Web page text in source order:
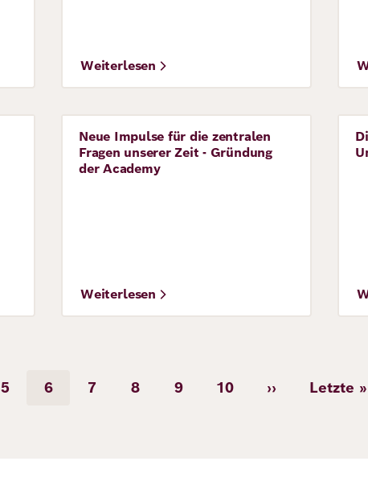
Weiterlesen
Perspective
Neue Impulse für die zentralen
Fragen unserer Zeit - Gründung
der Academy
Weiterlesen
Seite
5 Seite
6 Seite
7 Seite
8 Seite
9 Seite
10
Nächste
›› Letzte »